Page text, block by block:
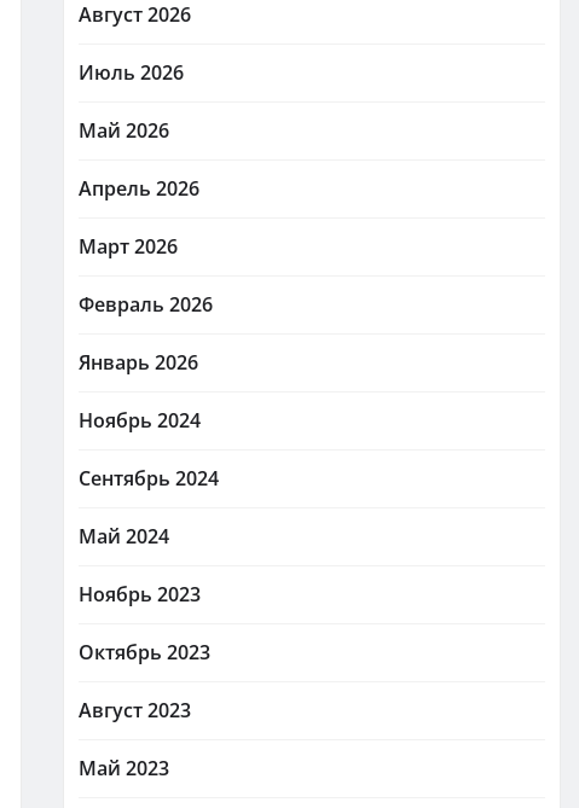
Август 2026
Июль 2026
Май 2026
Апрель 2026
Март 2026
Февраль 2026
Январь 2026
Ноябрь 2024
Сентябрь 2024
Май 2024
Ноябрь 2023
Октябрь 2023
Август 2023
Май 2023